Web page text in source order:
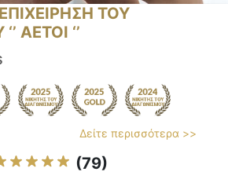
ΤΟΥ
ΑΕΤΟΙ ‘’
Δείτε περισσότερα >>
(79)